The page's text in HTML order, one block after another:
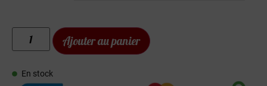
Ajouter au panier
En stock